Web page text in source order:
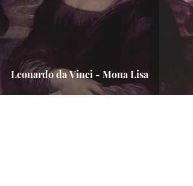
Leonardo da Vinci - Mona Lisa